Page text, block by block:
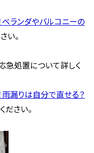
ランダやバルコニーの
い。
処置について詳しく
漏りは自分で直せる？
ださい。